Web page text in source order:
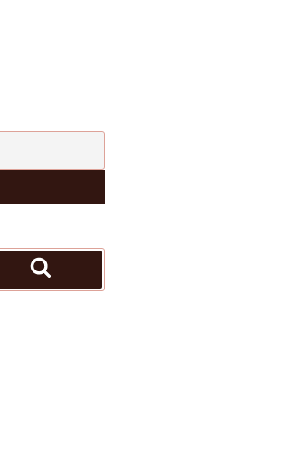
Recherche